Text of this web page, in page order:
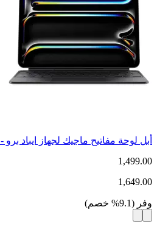
أبل لوحة مفاتيح ماجيك لجهاز ايباد برو - 13 بوصة - أسود
1,499.00
1,649.00
وفر (
9.1
% خصم)